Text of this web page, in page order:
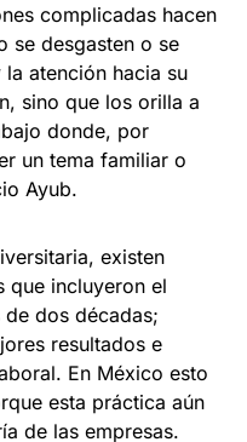
complicadas hacen
se desgasten o se
atención hacia su
sino que los orilla a
donde, por
un tema familiar o
Ayub.
existen
que incluyeron el
de dos décadas;
resultados e
En México esto
esta práctica aún
de las empresas.